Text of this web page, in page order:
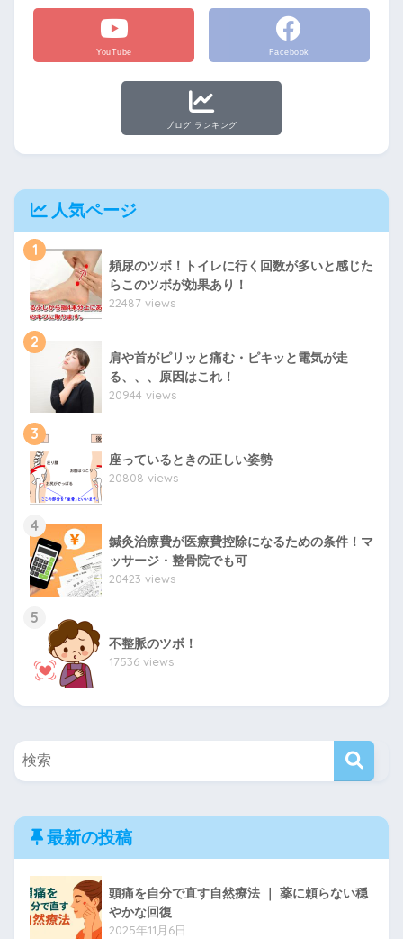
YouTube Facebook
ブログ ランキング
人気ページ
1
頻尿のツボ！トイレに行く回数が多いと感じた
らこのツボが効果あり！
22487 views
2
肩や首がピリッと痛む・ピキッと電気が走
る、、、原因はこれ！
20944 views
3
座っているときの正しい姿勢
20808 views
4
鍼灸治療費が医療費控除になるための条件！マ
ッサージ・整骨院でも可
20423 views
5
不整脈のツボ！
17536 views
最新の投稿
頭痛を自分で直す自然療法 ｜ 薬に頼らない穏
やかな回復
2025年11月6日